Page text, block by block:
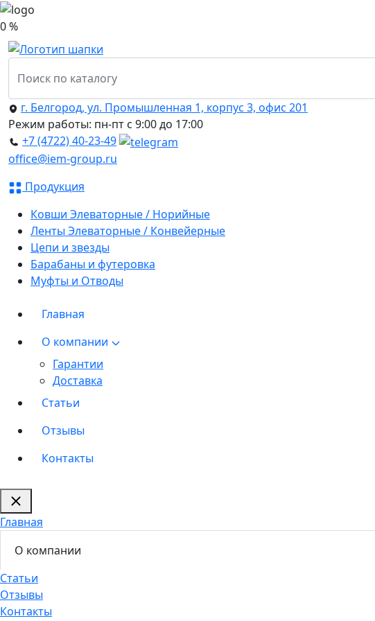
0 %
г. Белгород, ул. Промышленная 1, корпус 3, офис 201
Режим работы: пн-пт с 9:00 до 17:00
+7 (4722) 40-23-49
office@iem-group.ru
Продукция
Ковши Элеваторные / Норийные
Ленты Элеваторные / Конвейерные
Цепи и звезды
Барабаны и футеровка
Муфты и Отводы
Главная
О компании
Гарантии
Доставка
Статьи
Отзывы
Контакты
Главная
О компании
Статьи
Отзывы
Контакты